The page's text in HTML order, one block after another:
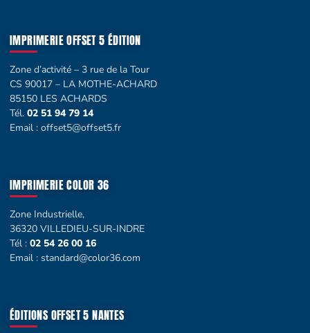
IMPRIMERIE OFFSET 5 ÉDITION
Zone d’activité – 3 rue de la Tour
CS 90017 – LA MOTHE-ACHARD
85150 LES ACHARDS
Tél. 02 51 94 79 14
Email : offset5@offset5.fr
IMPRIMERIE COLOR 36
Zone Industrielle,
36320 VILLEDIEU-SUR-INDRE
Tél : 02 54 26 00 16
Email : standard@color36.com
ÉDITIONS OFFSET 5 NANTES